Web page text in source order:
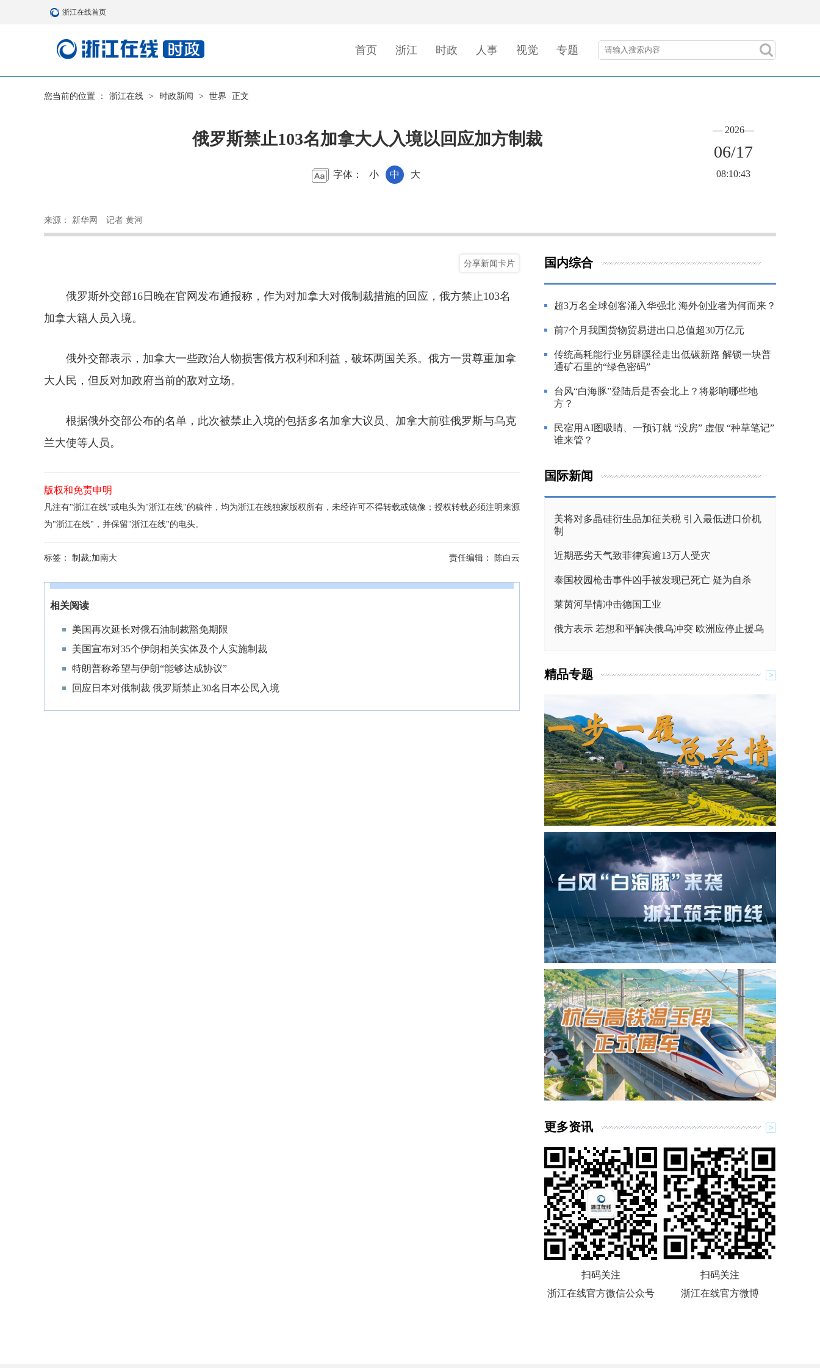
浙江在线首页
首页 浙江 时政 人事 视觉 专题
您当前的位置 ： 浙江在线 > 时政新闻 > 世界 正文
俄罗斯禁止103名加拿大人入境以回应加方制裁
字体： 小 中 大
— 2026—
06/17
08:10:43
来源： 新华网 记者 黄河
分享新闻卡片
俄罗斯外交部16日晚在官网发布通报称，作为对加拿大对俄制裁措施的回应，俄方禁止103名
加拿大籍人员入境。
俄外交部表示，加拿大一些政治人物损害俄方权利和利益，破坏两国关系。俄方一贯尊重加拿
大人民，但反对加政府当前的敌对立场。
根据俄外交部公布的名单，此次被禁止入境的包括多名加拿大议员、加拿大前驻俄罗斯与乌克
兰大使等人员。
版权和免责申明
凡注有"浙江在线"或电头为"浙江在线"的稿件，均为浙江在线独家版权所有，未经许可不得转载或镜像；授权转载必须注明来源
为"浙江在线"，并保留"浙江在线"的电头。
标签： 制裁;加南大 责任编辑： 陈白云
相关阅读
美国再次延长对俄石油制裁豁免期限
美国宣布对35个伊朗相关实体及个人实施制裁
特朗普称希望与伊朗“能够达成协议”
回应日本对俄制裁 俄罗斯禁止30名日本公民入境
国内综合
超3万名全球创客涌入华强北 海外创业者为何而来？
前7个月我国货物贸易进出口总值超30万亿元
传统高耗能行业另辟蹊径走出低碳新路 解锁一块普
通矿石里的“绿色密码”
台风“白海豚”登陆后是否会北上？将影响哪些地
方？
民宿用AI图吸睛、一预订就 “没房” 虚假 “种草笔记”
谁来管？
国际新闻
美将对多晶硅衍生品加征关税 引入最低进口价机
制
近期恶劣天气致菲律宾逾13万人受灾
泰国校园枪击事件凶手被发现已死亡 疑为自杀
莱茵河旱情冲击德国工业
俄方表示 若想和平解决俄乌冲突 欧洲应停止援乌
精品专题
更多资讯
扫码关注
浙江在线官方微信公众号
扫码关注
浙江在线官方微博